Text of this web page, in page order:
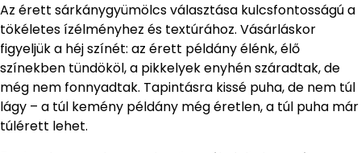
Az érett sárkánygyümölcs választása kulcsfontosságú a
tökéletes ízélményhez és textúrához. Vásárláskor
figyeljük a héj színét: az érett példány élénk, élő
színekben tündököl, a pikkelyek enyhén száradtak, de
még nem fonnyadtak. Tapintásra kissé puha, de nem túl
lágy – a túl kemény példány még éretlen, a túl puha már
túlérett lehet.